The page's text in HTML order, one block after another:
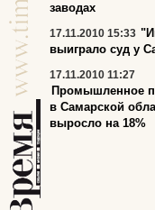
заводах
17.11.2010 15:33
выиграло суд у
17.11.2010 11:27
Промышленное
в Самарской
выросло на 18%